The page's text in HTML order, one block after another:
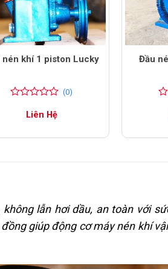
nén khí 1 piston Lucky
(0)
Liên Hệ
Đầu
lẫn hơi dầu, an toàn với
giúp động cơ máy nén khí